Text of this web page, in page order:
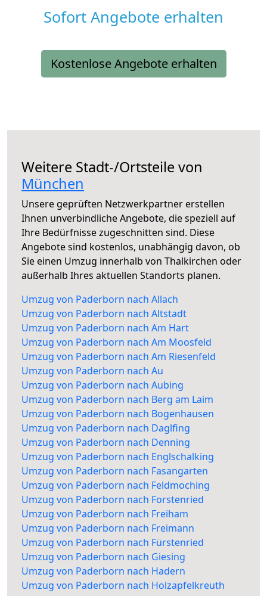
Sofort Angebote erhalten
Kostenlose Angebote erhalten
Weitere Stadt-/Ortsteile von
München
Unsere geprüften Netzwerkpartner erstellen
Ihnen unverbindliche Angebote, die speziell auf
Ihre Bedürfnisse zugeschnitten sind. Diese
Angebote sind kostenlos, unabhängig davon, ob
Sie einen Umzug innerhalb von Thalkirchen oder
außerhalb Ihres aktuellen Standorts planen.
Umzug von Paderborn nach Allach
Umzug von Paderborn nach Altstadt
Umzug von Paderborn nach Am Hart
Umzug von Paderborn nach Am Moosfeld
Umzug von Paderborn nach Am Riesenfeld
Umzug von Paderborn nach Au
Umzug von Paderborn nach Aubing
Umzug von Paderborn nach Berg am Laim
Umzug von Paderborn nach Bogenhausen
Umzug von Paderborn nach Daglfing
Umzug von Paderborn nach Denning
Umzug von Paderborn nach Englschalking
Umzug von Paderborn nach Fasangarten
Umzug von Paderborn nach Feldmoching
Umzug von Paderborn nach Forstenried
Umzug von Paderborn nach Freiham
Umzug von Paderborn nach Freimann
Umzug von Paderborn nach Fürstenried
Umzug von Paderborn nach Giesing
Umzug von Paderborn nach Hadern
Umzug von Paderborn nach Holzapfelkreuth